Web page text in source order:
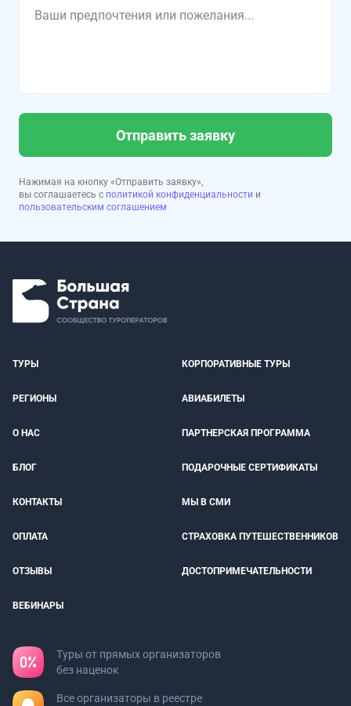
Отправить заявку
Нажимая на кнопку «Отправить заявку»,
вы соглашаетесь с политикой конфиденциальности и
пользовательским соглашением
ТУРЫ КОРПОРАТИВНЫЕ ТУРЫ
РЕГИОНЫ АВИАБИЛЕТЫ
О НАС ПАРТНЕРСКАЯ ПРОГРАММА
БЛОГ ПОДАРОЧНЫЕ СЕРТИФИКАТЫ
КОНТАКТЫ МЫ В СМИ
ОПЛАТА СТРАХОВКА ПУТЕШЕСТВЕННИКОВ
ОТЗЫВЫ ДОСТОПРИМЕЧАТЕЛЬНОСТИ
ВЕБИНАРЫ
Туры от прямых организаторов
без наценок
Все организаторы в реестре